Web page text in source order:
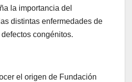
la importancia del
distintas enfermedades de
congénitos.
el origen de Fundación